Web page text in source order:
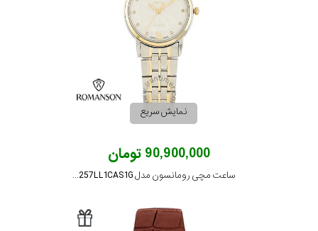
نمایش سریع
90,900,000 تومان
ساعت مچی رومانسون مدل TM3257LL1CAS1G